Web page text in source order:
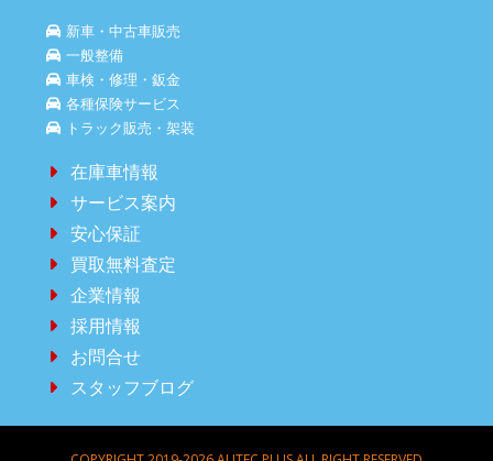
新車・中古車販売
一般整備
車検・修理・鈑金
各種保険サービス
トラック販売・架装
在庫車情報
サービス案内
安心保証
買取無料査定
企業情報
採用情報
お問合せ
スタッフブログ